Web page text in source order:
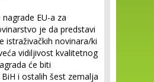
EU-a za
je da predstavi
istraživačkih novinara/ki
vidiljivost kvalitetnog
će biti
i ostalih šest zemalja